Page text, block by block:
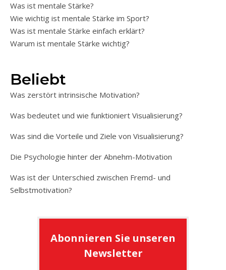
Was ist mentale Stärke?
Wie wichtig ist mentale Stärke im Sport?
Was ist mentale Stärke einfach erklärt?
Warum ist mentale Stärke wichtig?
Beliebt
Was zerstört intrinsische Motivation?
Was bedeutet und wie funktioniert Visualisierung?
Was sind die Vorteile und Ziele von Visualisierung?
Die Psychologie hinter der Abnehm-Motivation
Was ist der Unterschied zwischen Fremd- und
Selbstmotivation?
Abonnieren Sie unseren
Newsletter